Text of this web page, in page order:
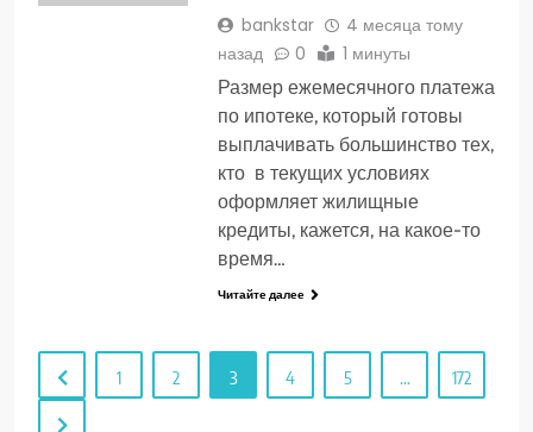
bankstar
4 месяца тому
назад
0 1 минуты
Размер ежемесячного платежа
по ипотеке, который готовы
выплачивать большинство тех,
кто в текущих условиях
оформляет жилищные
кредиты, кажется, на какое-то
время…
Читайте далее
1 2 3 4 5 … 172